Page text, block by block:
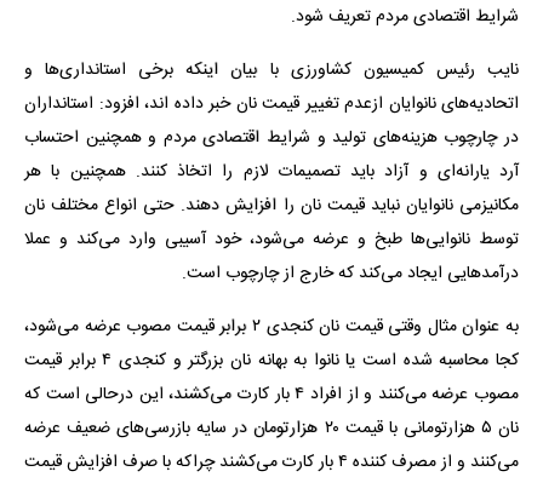
شرایط اقتصادی مردم تعریف شود.
نایب رئیس کمیسیون کشاورزی با بیان اینکه برخی استانداری‌ها و
اتحادیه‌های نانوایان ازعدم تغییر قیمت نان خبر داده اند، افزود: استانداران
در چارچوب هزینه‌های تولید و شرایط اقتصادی مردم و همچنین احتساب
آرد یارانه‌ای و آزاد باید تصمیمات لازم را اتخاذ کنند. همچنین با هر
مکانیزمی نانوایان نباید قیمت نان را افزایش دهند. حتی انواع مختلف نان
توسط نانوایی‌ها طبخ و عرضه می‌شود، خود آسیبی وارد می‌کند و عملا
درآمدهایی ایجاد می‌کند که خارج از چارچوب است.
به عنوان مثال وقتی قیمت نان کنجدی ۲ برابر قیمت مصوب عرضه می‌شود،
کجا محاسبه شده است یا نانوا به بهانه نان بزرگتر و کنجدی ۴ برابر قیمت
مصوب عرضه می‌کنند و از افراد ۴ بار کارت می‌کشند، این درحالی است که
نان ۵ هزارتومانی با قیمت ۲۰ هزارتومان در سایه بازرسی‌های ضعیف عرضه
می‌کنند و از مصرف کننده ۴ بار کارت می‌کشند چراکه با صرف افزایش قیمت